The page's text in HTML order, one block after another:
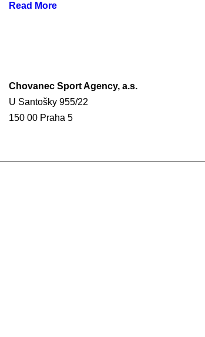
Read More
Chovanec Sport Agency, a.s.
U Santošky 955/22
150 00 Praha 5